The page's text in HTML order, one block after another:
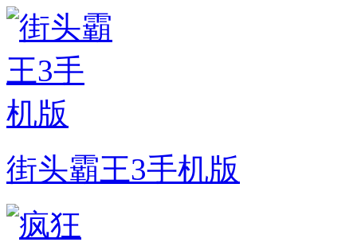
街头霸王3手机版